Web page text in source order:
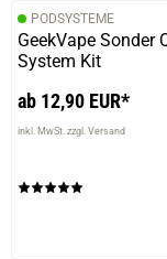
PODSYSTEME
GeekVape Sonder
System Kit
ab 12,90 EUR*
inkl. MwSt. zzgl. Versand